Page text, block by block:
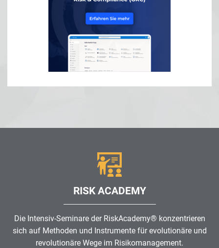
RISK ACADEMY
Die Intensiv-Seminare der RiskAcademy® konzentrieren
sich auf Methoden und Instrumente für evolutionäre und
revolutionäre Wege im Risikomanagement.